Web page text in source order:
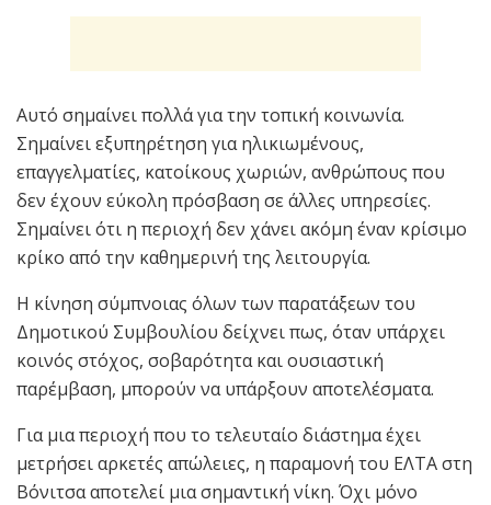
Αυτό σημαίνει πολλά για την τοπική κοινωνία.
Σημαίνει εξυπηρέτηση για ηλικιωμένους,
επαγγελματίες, κατοίκους χωριών, ανθρώπους που
δεν έχουν εύκολη πρόσβαση σε άλλες υπηρεσίες.
Σημαίνει ότι η περιοχή δεν χάνει ακόμη έναν κρίσιμο
κρίκο από την καθημερινή της λειτουργία.
Η κίνηση σύμπνοιας όλων των παρατάξεων του
Δημοτικού Συμβουλίου δείχνει πως, όταν υπάρχει
κοινός στόχος, σοβαρότητα και ουσιαστική
παρέμβαση, μπορούν να υπάρξουν αποτελέσματα.
Για μια περιοχή που το τελευταίο διάστημα έχει
μετρήσει αρκετές απώλειες, η παραμονή του ΕΛΤΑ στη
Βόνιτσα αποτελεί μια σημαντική νίκη. Όχι μόνο